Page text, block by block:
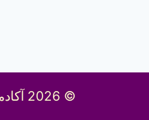
© 2026 آکادمی آی تی ویزیت